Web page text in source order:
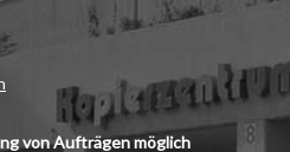
von Aufträgen möglich